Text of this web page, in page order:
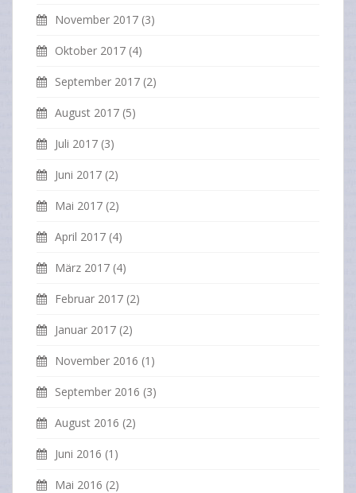
November 2017 (3)
Oktober 2017 (4)
September 2017 (2)
August 2017 (5)
Juli 2017 (3)
Juni 2017 (2)
Mai 2017 (2)
April 2017 (4)
März 2017 (4)
Februar 2017 (2)
Januar 2017 (2)
November 2016 (1)
September 2016 (3)
August 2016 (2)
Juni 2016 (1)
Mai 2016 (2)